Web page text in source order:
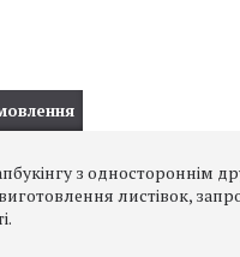
з одностороннім
листівок,